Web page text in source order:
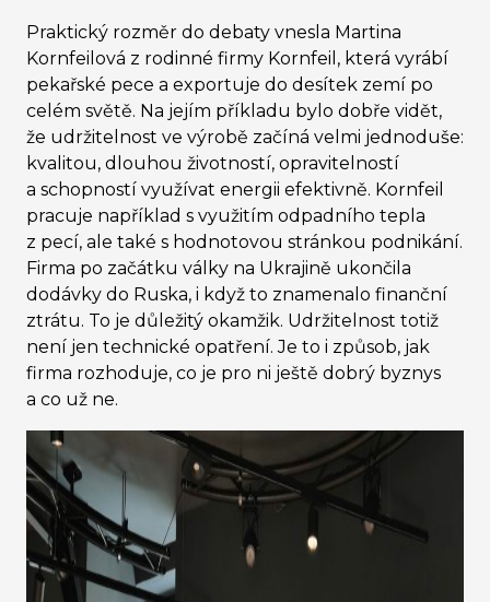
Praktický rozměr do debaty vnesla Martina
Kornfeilová z rodinné firmy Kornfeil, která vyrábí
pekařské pece a exportuje do desítek zemí po
celém světě. Na jejím příkladu bylo dobře vidět,
že udržitelnost ve výrobě začíná velmi jednoduše:
kvalitou, dlouhou životností, opravitelností
a schopností využívat energii efektivně. Kornfeil
pracuje například s využitím odpadního tepla
z pecí, ale také s hodnotovou stránkou podnikání.
Firma po začátku války na Ukrajině ukončila
dodávky do Ruska, i když to znamenalo finanční
ztrátu. To je důležitý okamžik. Udržitelnost totiž
není jen technické opatření. Je to i způsob, jak
firma rozhoduje, co je pro ni ještě dobrý byznys
a co už ne.